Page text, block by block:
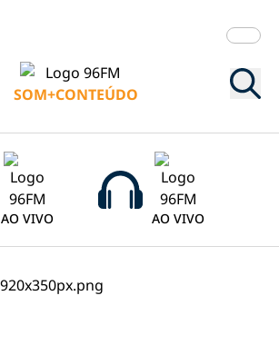
SOM+CONTEÚDO
AO VIVO AO VIVO